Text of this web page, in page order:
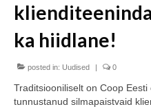
Liikmed
Ajalugu
KAUPLUSED
EHITUSKESKUS
ka hiidlane!
posted in: Uudised | 0
Traditsiooniliselt on Coop
tunnustanud silmapaistvaid